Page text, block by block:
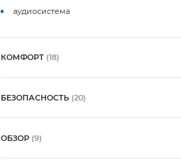
аудиосистема
КОМФОРТ (18)
БЕЗОПАСНОСТЬ (20)
ОБЗОР (9)